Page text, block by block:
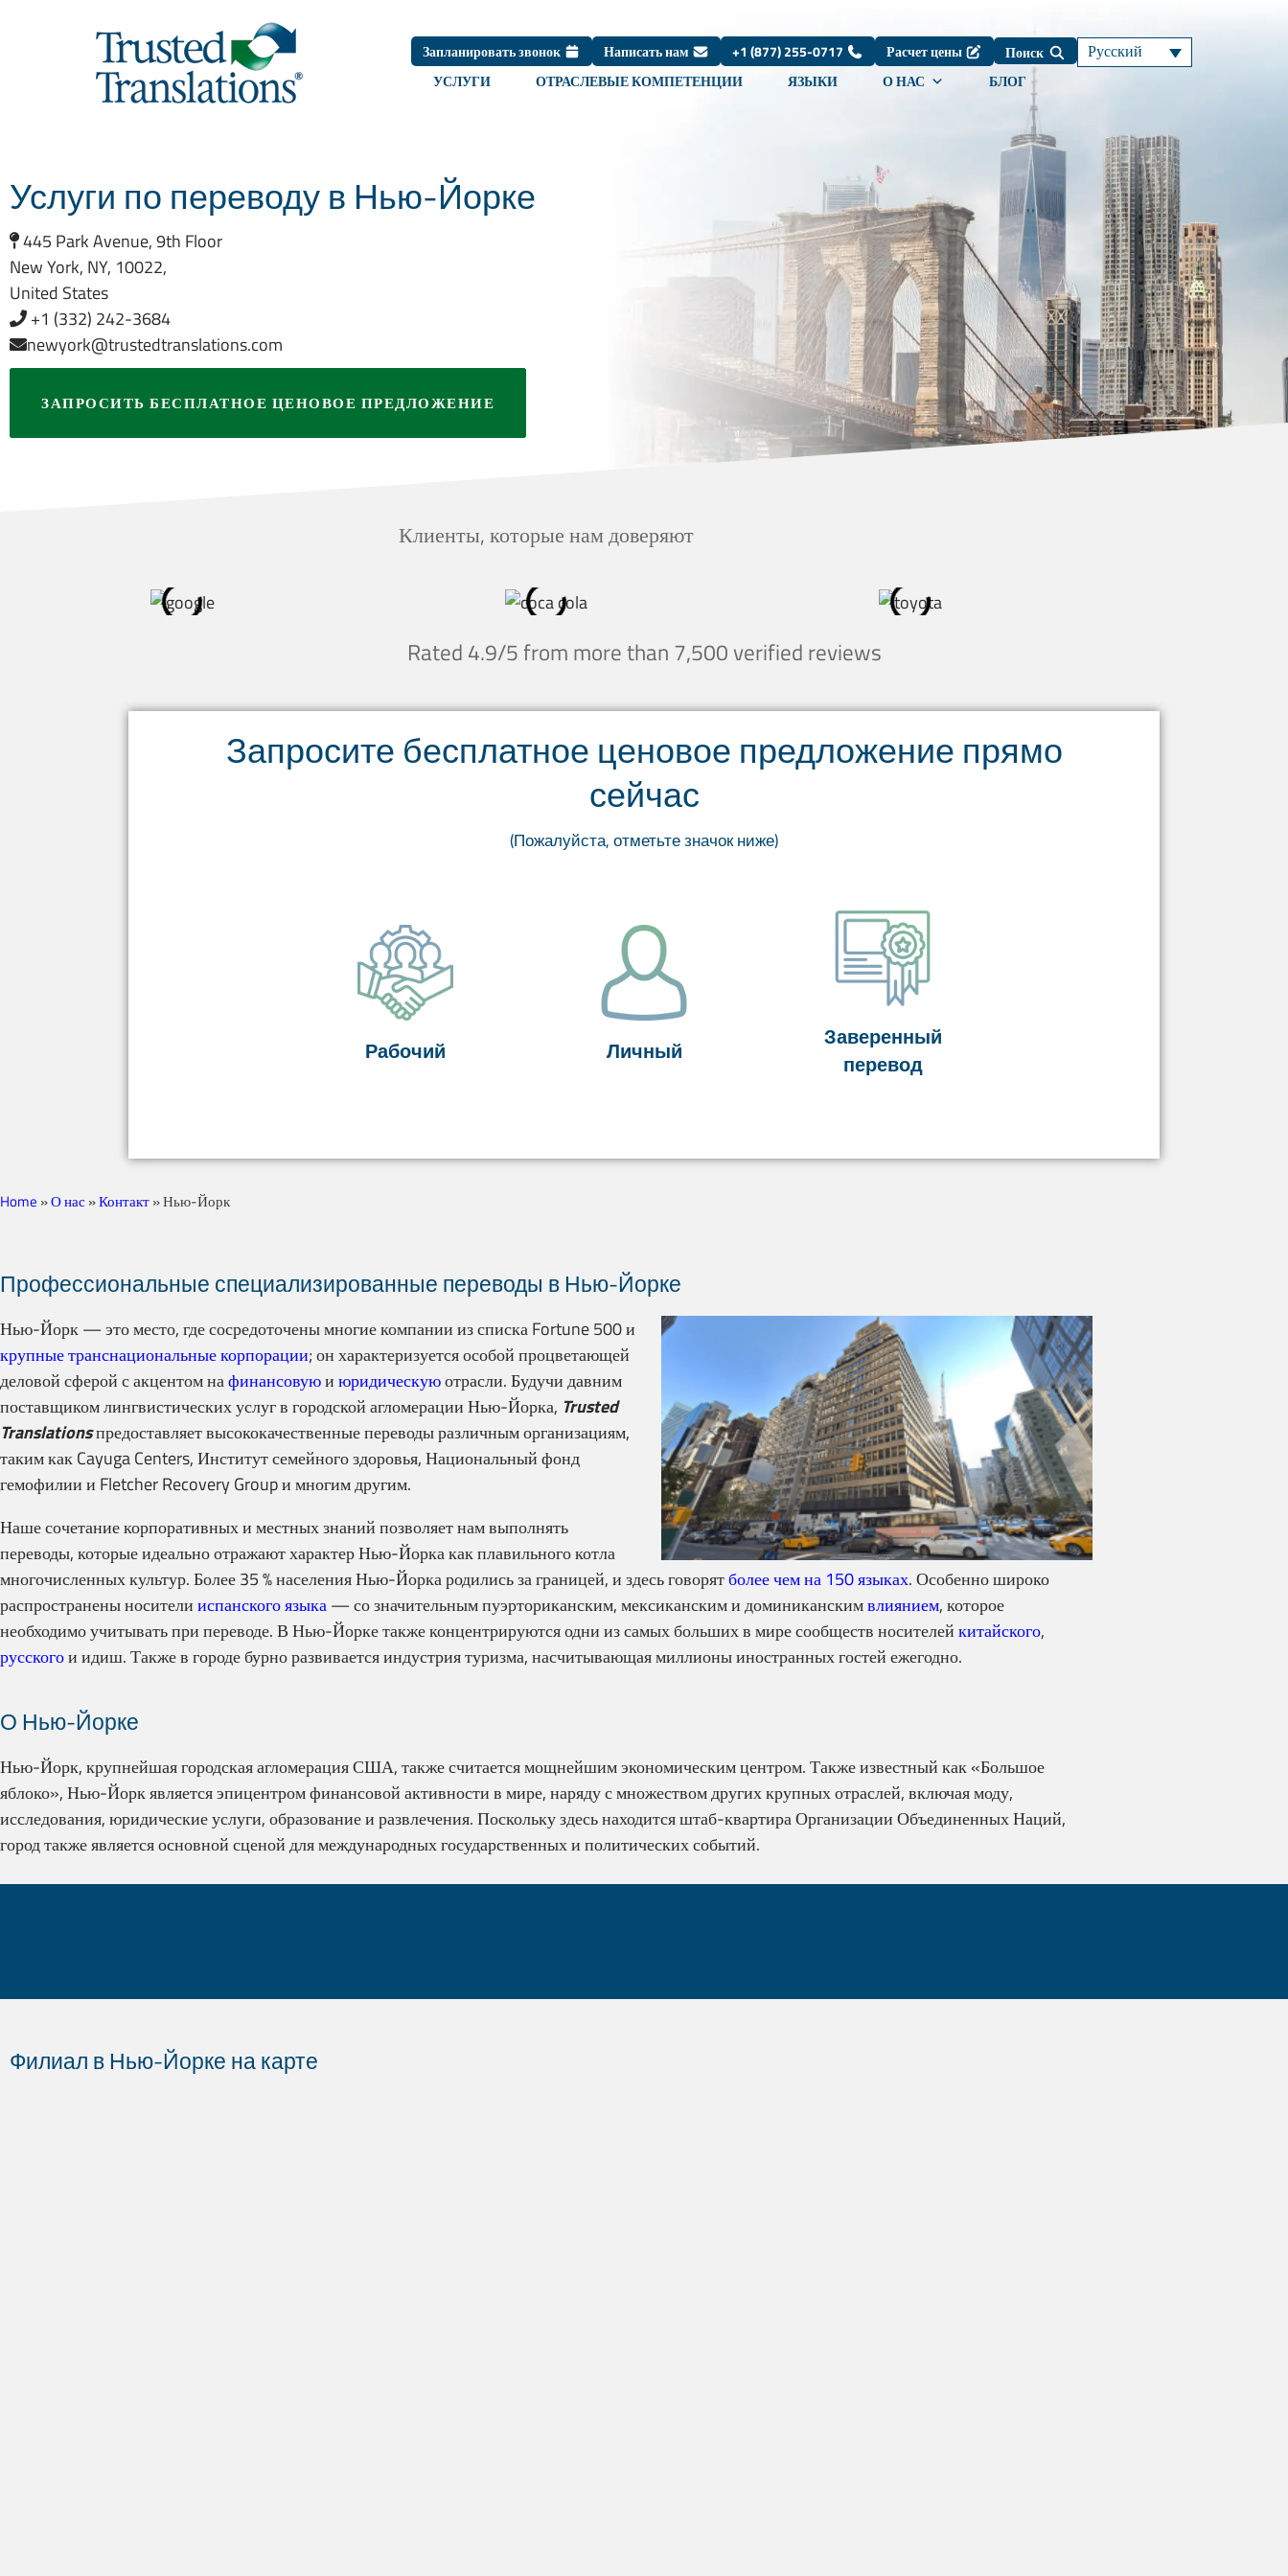
Запланировать звонок Написать нам +1 (877) 255-0717 Расчет цены Поиск Русский
УСЛУГИ ОТРАСЛЕВЫЕ КОМПЕТЕНЦИИ ЯЗЫКИ О НАС БЛОГ
Услуги по переводу в Нью-Йорке
445 Park Avenue, 9th Floor
New York, NY, 10022,
United States
+1 (332) 242-3684
newyork@trustedtranslations.com
ЗАПРОСИТЬ БЕСПЛАТНОЕ ЦЕНОВОЕ ПРЕДЛОЖЕНИЕ
Клиенты, которые нам доверяют
Rated 4.9/5 from more than 7,500 verified reviews
Запросите бесплатное ценовое предложение прямо
сейчас
(Пожалуйста, отметьте значок ниже)
Рабочий Личный
Заверенный
перевод
Home »О нас »Контакт»Нью-Йорк
Профессиональные специализированные переводы в Нью-Йорке
Нью-Йорк — это место, где сосредоточены многие компании из списка Fortune 500 и
крупные транснациональные корпорации; он характеризуется особой процветающей
деловой сферой с акцентом нафинансовуюиюридическуюотрасли. Будучи давним
поставщиком лингвистических услуг в городской агломерации Нью-Йорка, Trusted
Translationsпредоставляет высококачественные переводы различным организациям,
таким как Cayuga Centers, Институт семейного здоровья, Национальный фонд
гемофилии и Fletcher Recovery Group и многим другим.
Наше сочетание корпоративных и местных знаний позволяет нам выполнять
переводы, которые идеально отражают характер Нью-Йорка как плавильного котла
многочисленных культур. Более 35 % населения Нью-Йорка родились за границей, и здесь говорятболее чем на 150 языках. Особенно широко
распространены носителииспанского языка— со значительным пуэрториканским, мексиканским и доминиканскимвлиянием, которое
необходимо учитывать при переводе. В Нью-Йорке также концентрируются одни из самых больших в мире сообществ носителейкитайского,
русскогои идиш. Также в городе бурно развивается индустрия туризма, насчитывающая миллионы иностранных гостей ежегодно.
О Нью-Йорке
Нью-Йорк, крупнейшая городская агломерация США, также считается мощнейшим экономическим центром. Также известный как «Большое
яблоко», Нью-Йорк является эпицентром финансовой активности в мире, наряду с множеством других крупных отраслей, включая моду,
исследования, юридические услуги, образование и развлечения. Поскольку здесь находится штаб-квартира Организации Объединенных Наций,
город также является основной сценой для международных государственных и политических событий.
Знаете ли вы, что...?
Филиал в Нью-Йорке на карте